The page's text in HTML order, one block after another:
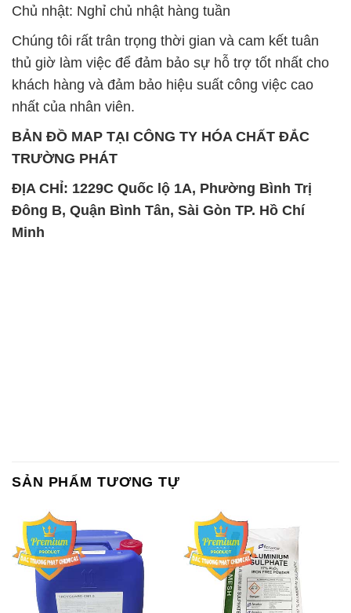
nhất của nhân viên.
BẢN ĐỒ MAP TẠI CÔNG TY HÓA CHẤT ĐẮC
TRƯỜNG PHÁT
ĐỊA CHỈ: 1229C Quốc lộ 1A, Phường Bình Trị
Đông B, Quận Bình Tân, Sài Gòn TP. Hồ Chí
Minh
Chất Bảo Quản CMIT Thái
Lan Thailand
Phèn Nhôm – Al2(SO4)3 17%
Ấn Độ India